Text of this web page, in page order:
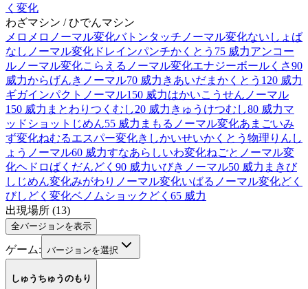
く 変化
わざマシン / ひでんマシン
メロメロ ノーマル変化バトンタッチ ノーマル変化ないしょば
なし ノーマル変化 ドレインパンチかくとう 75 威力アンコー
ル ノーマル変化こらえる ノーマル変化エナジーボール くさ90
威力からげんき ノーマル70 威力 きあいだま かくとう 120 威力
ギガインパクト ノーマル150 威力はかいこうせん ノーマル
150 威力 まとわりつく むし20 威力 きゅうけつむし80 威力マ
ッドショット じめん55 威力 まもる ノーマル変化あまごいみ
ず変化ねむるエスパー変化きしかいせいかくとう 物理 りんし
ょう ノーマル60 威力すなあらしいわ変化ねごと ノーマル変
化ヘドロばくだんどく 90 威力いびき ノーマル50 威力 まきび
し じめん変化みがわり ノーマル変化いばる ノーマル変化どく
びし どく 変化ベノムショック どく 65 威力
出現場所 (13)
全バージョンを表示
ゲーム: バージョンを選択
しゅうちゅうのもり